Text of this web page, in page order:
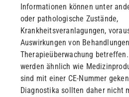
Informationen können unter
oder pathologische Zustände,
Krankheitsveranlagungen,
Auswirkungen von
Therapieüberwachung
werden ähnlich wie
sind mit einer CE-Nummer
Diagnostika sollten daher nicht